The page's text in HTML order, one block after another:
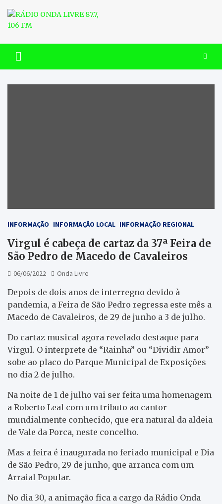
content
RÁDIO ONDA LIVRE 87.7, 106
FM
INFORMAÇÃO INFORMAÇÃO LOCAL INFORMAÇÃO REGIONAL
Virgul é cabeça de cartaz da 37ª Feira de
São Pedro de Macedo de Cavaleiros
06/06/2022 Onda Livre
Depois de dois anos de interregno devido à
pandemia, a Feira de São Pedro regressa este mês a
Macedo de Cavaleiros, de 29 de junho a 3 de julho.
Do cartaz musical agora revelado destaque para
Virgul. O interprete de “Rainha” ou “Dividir Amor”
sobe ao placo do Parque Municipal de Exposições
no dia 2 de julho.
Na noite de 1 de julho vai ser feita uma homenagem
a Roberto Leal com um tributo ao cantor
mundialmente conhecido, que era natural da aldeia
de Vale da Porca, neste concelho.
Mas a feira é inaugurada no feriado municipal e Dia
de São Pedro, 29 de junho, que arranca com um
Arraial Popular.
No dia 30, a animação fica a cargo da Rádio Onda